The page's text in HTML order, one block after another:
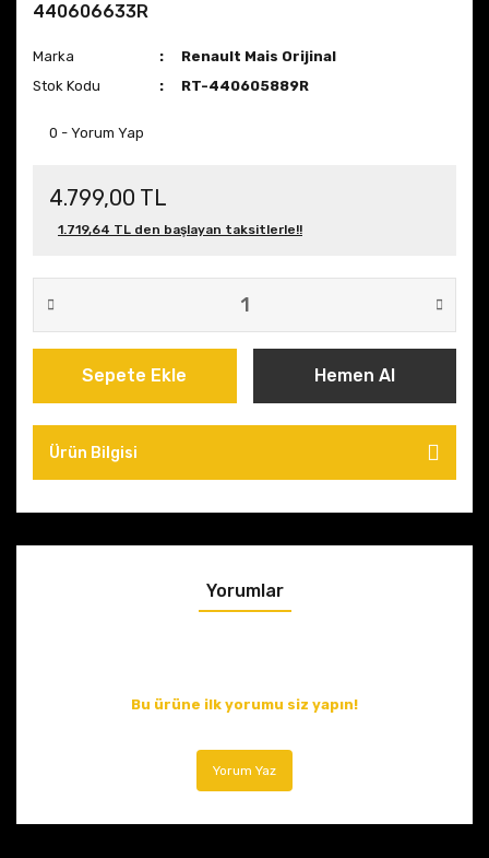
440606633R
Marka
Renault Mais Orijinal
Stok Kodu
RT-440605889R
0 - Yorum Yap
4.799,00 TL
1.719,64 TL den başlayan taksitlerle!!
Sepete Ekle Hemen Al
Ürün Bilgisi
Yorumlar
Bu ürüne ilk yorumu siz yapın!
Yorum Yaz